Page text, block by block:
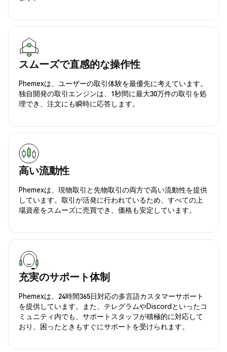
スムーズで直感的な操作性
Phemexは、ユーザーの取引体験を最優先に考えています。
独自開発の取引エンジンは、1秒間に最大30万件の取引を処
理でき、注文にも瞬時に応答します。
高い流動性
Phemexは、現物取引と先物取引の両方で高い流動性を提供
しています。取引が活発に行われているため、すべての上
場資産をスムーズに売買でき、価格も安定しています。
充実のサポート体制
Phemexは、24時間365日対応の多言語カスタマーサポート
を提供しています。また、テレグラムやDiscordといったコ
ミュニティ内でも、サポートスタッフが積極的に対応して
おり、困ったときもすぐにサポートを受けられます。